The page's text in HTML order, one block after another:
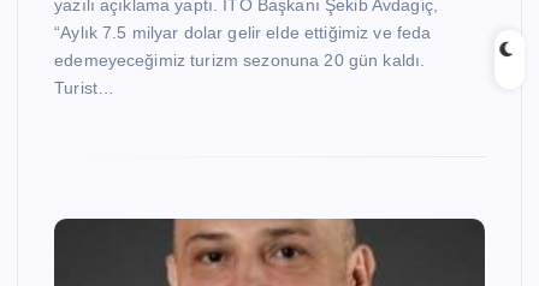
yazılı açıklama yaptı. İTO Başkanı Şekib Avdagiç,
“Aylık 7.5 milyar dolar gelir elde ettiğimiz ve feda
edemeyeceğimiz turizm sezonuna 20 gün kaldı.
Turist…